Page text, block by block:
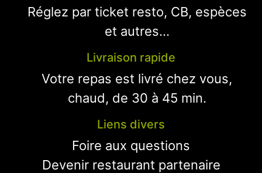
Réglez par ticket resto, CB, espèces
et autres...
Livraison rapide
Votre repas est livré chez vous,
chaud, de 30 à 45 min.
Liens divers
Foire aux questions
Devenir restaurant partenaire